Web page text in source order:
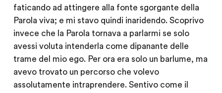
faticando ad attingere alla fonte sgorgante della
Parola viva; e mi stavo quindi inaridendo. Scoprivo
invece che la Parola tornava a parlarmi se solo
avessi voluta intenderla come dipanante delle
trame del mio ego. Per ora era solo un barlume, ma
avevo trovato un percorso che volevo
assolutamente intraprendere. Sentivo come il